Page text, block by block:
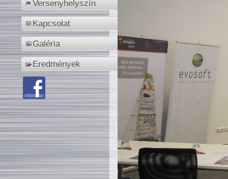
Versenyhelyszín
Kapcsolat
Galéria
Eredmények